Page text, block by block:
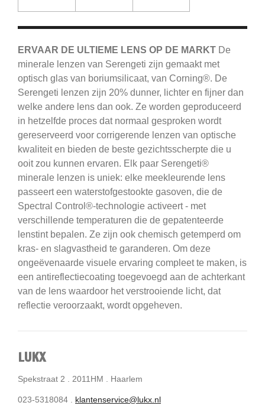
ERVAAR DE ULTIEME LENS OP DE MARKT De
minerale lenzen van Serengeti zijn gemaakt met
optisch glas van boriumsilicaat, van Corning®. De
Serengeti lenzen zijn 20% dunner, lichter en fijner dan
welke andere lens dan ook. Ze worden geproduceerd
in hetzelfde proces dat normaal gesproken wordt
gereserveerd voor corrigerende lenzen van optische
kwaliteit en bieden de beste gezichtsscherpte die u
ooit zou kunnen ervaren. Elk paar Serengeti®
minerale lenzen is uniek: elke meekleurende lens
passeert een waterstofgestookte gasoven, die de
Spectral Control®-technologie activeert - met
verschillende temperaturen die de gepatenteerde
lenstint bepalen. Ze zijn ook chemisch getemperd om
kras- en slagvastheid te garanderen. Om deze
ongeëvenaarde visuele ervaring compleet te maken, is
een antireflectiecoating toegevoegd aan de achterkant
van de lens waardoor het verstrooiende licht, dat
reflectie veroorzaakt, wordt opgeheven.
LUKX
Spekstraat 2 . 2011HM . Haarlem
023-5318084 . klantenservice@lukx.nl